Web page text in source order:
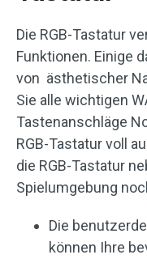
Die RGB-Tastatur
Funktionen. Einige
von ästhetischer
Sie alle wichtigen
Tastenanschläge
RGB-Tastatur voll
die RGB-Tastatur
Spielumgebung
Die
können Ihre